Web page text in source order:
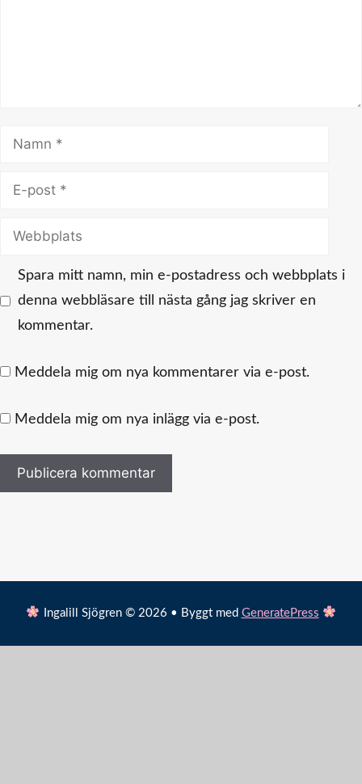
Namn
Webbplats
Spara mitt namn, min e-postadress och webbplats i
denna webbläsare till nästa gång jag skriver en
kommentar.
Meddela mig om nya kommentarer via e-post.
Meddela mig om nya inlägg via e-post.
Ingalill Sjögren © 2026 • Byggt med GeneratePress